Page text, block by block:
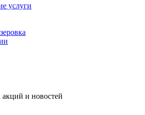
услуги
акций и новостей